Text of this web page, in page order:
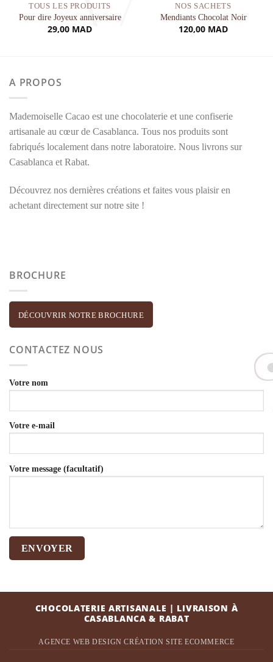
TOUS LES PRODUITS
Pour dire Joyeux anniversaire
29,00 MAD
NOS SACHETS
Mendiants Chocolat Noir
120,00 MAD
A PROPOS
Mademoiselle Cacao est une chocolaterie et une confiserie
artisanale au cœur de Casablanca. Tous nos produits sont
fabriqués localement dans notre laboratoire. Nous livrons sur
Casablanca et Rabat.
Découvrez nos dernières créations et faites vous plaisir en
achetant directement sur notre site !
BROCHURE
DÉCOUVRIR NOTRE BROCHURE
CONTACTEZ NOUS
Votre nom
Votre e-mail
Votre message (facultatif)
CHOCOLATERIE ARTISANALE | LIVRAISON À
CASABLANCA & RABAT
AGENCE WEB DESIGN CRÉATION SITE ECOMMERCE